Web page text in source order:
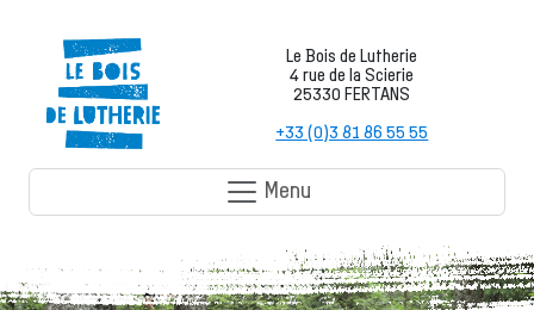
Le Bois de Lutherie
4 rue de la Scierie
25330 FERTANS
+33 (0)3 81 86 55 55
Menu